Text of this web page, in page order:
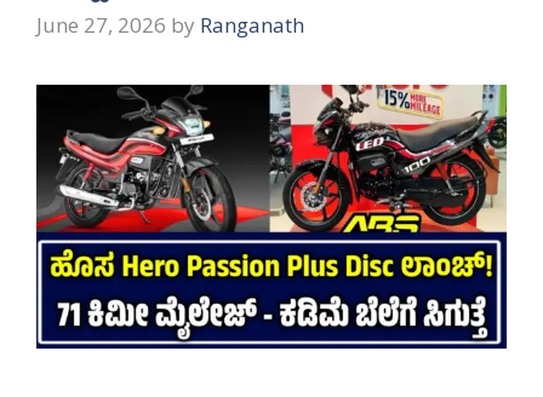
June 27, 2026 by Ranganath